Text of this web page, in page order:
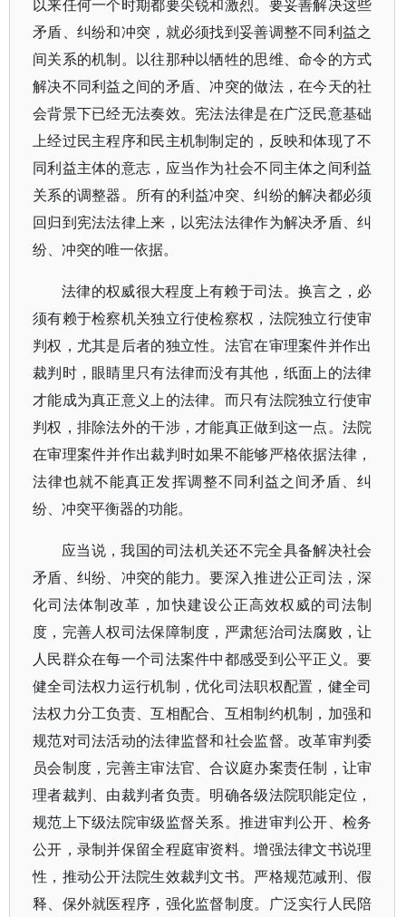
以来任何一个时期都要尖锐和激烈。要妥善解决这些
矛盾、纠纷和冲突，就必须找到妥善调整不同利益之
间关系的机制。以往那种以牺牲的思维、命令的方式
解决不同利益之间的矛盾、冲突的做法，在今天的社
会背景下已经无法奏效。宪法法律是在广泛民意基础
上经过民主程序和民主机制制定的，反映和体现了不
同利益主体的意志，应当作为社会不同主体之间利益
关系的调整器。所有的利益冲突、纠纷的解决都必须
回归到宪法法律上来，以宪法法律作为解决矛盾、纠
纷、冲突的唯一依据。
法律的权威很大程度上有赖于司法。换言之，必
须有赖于检察机关独立行使检察权，法院独立行使审
判权，尤其是后者的独立性。法官在审理案件并作出
裁判时，眼睛里只有法律而没有其他，纸面上的法律
才能成为真正意义上的法律。而只有法院独立行使审
判权，排除法外的干涉，才能真正做到这一点。法院
在审理案件并作出裁判时如果不能够严格依据法律，
法律也就不能真正发挥调整不同利益之间矛盾、纠
纷、冲突平衡器的功能。
应当说，我国的司法机关还不完全具备解决社会
矛盾、纠纷、冲突的能力。要深入推进公正司法，深
化司法体制改革，加快建设公正高效权威的司法制
度，完善人权司法保障制度，严肃惩治司法腐败，让
人民群众在每一个司法案件中都感受到公平正义。要
健全司法权力运行机制，优化司法职权配置，健全司
法权力分工负责、互相配合、互相制约机制，加强和
规范对司法活动的法律监督和社会监督。改革审判委
员会制度，完善主审法官、合议庭办案责任制，让审
理者裁判、由裁判者负责。明确各级法院职能定位，
规范上下级法院审级监督关系。推进审判公开、检务
公开，录制并保留全程庭审资料。增强法律文书说理
性，推动公开法院生效裁判文书。严格规范减刑、假
释、保外就医程序，强化监督制度。广泛实行人民陪